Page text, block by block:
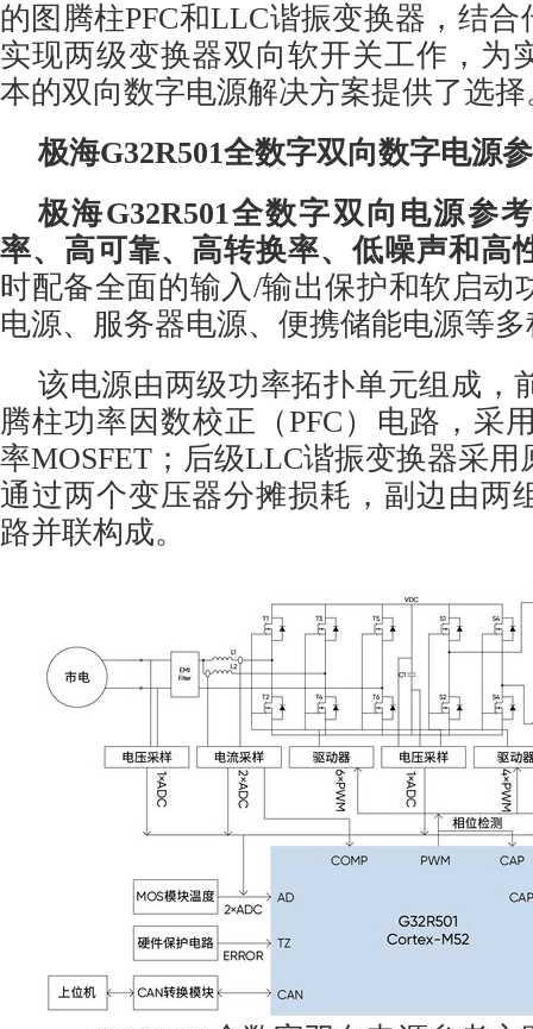
的图腾柱PFC和LLC谐振变换器，结合
实现两级变换器双向软开关工作，为
本的双向数字电源解决方案提供了选择
极海G32R501全数字双向数字电源
极海G32R501全数字双向电源参
率、高可靠、高转换率、低噪声和高
时配备全面的输入/输出保护和软启动
电源、服务器电源、便携储能电源等
该电源由两级功率拓扑单元组成，
腾柱功率因数校正（PFC）电路，采
率MOSFET；后级LLC谐振变换器采
通过两个变压器分摊损耗，副边由两
路并联构成。